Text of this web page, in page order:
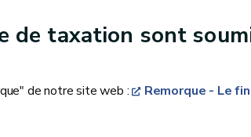
de taxation sont
de notre site web : Remorque - Le